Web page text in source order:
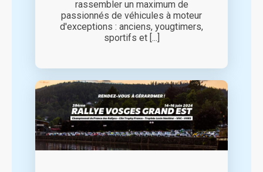
rassembler un maximum de
passionnés de véhicules à moteur
d'exceptions : anciens, yougtimers,
sportifs et [...]